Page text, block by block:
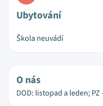
Ubytování
Škola neuvádí
O nás
DOD: listopad a leden;